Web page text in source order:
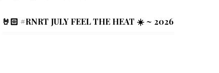
🤘🏻 #RNRT JULY FEEL THE HEAT ☀️ ~ 2026